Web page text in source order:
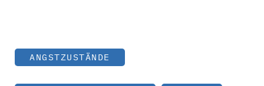
ANGSTZUSTÄNDE